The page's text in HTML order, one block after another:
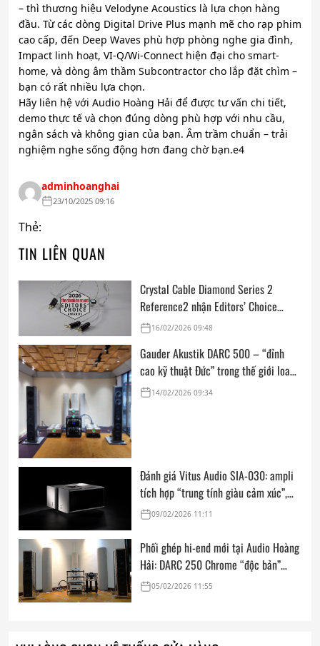
– thì thương hiệu Velodyne Acoustics là lựa chọn hàng
đầu. Từ các dòng Digital Drive Plus mạnh mẽ cho rạp phim
cao cấp, đến Deep Waves phù hợp phòng nghe gia đình,
Impact linh hoạt, VI-Q/Wi-Connect hiện đại cho smart-
home, và dòng âm thầm Subcontractor cho lắp đặt chìm –
bạn có rất nhiều lựa chọn.
Hãy liên hệ với Audio Hoàng Hải để được tư vấn chi tiết,
demo thực tế và chọn đúng dòng phù hợp với nhu cầu,
ngân sách và không gian của bạn. Âm trầm chuẩn – trải
nghiệm nghe sống động hơn đang chờ bạn.e4
adminhoanghai
23/10/2025 09:16
Thẻ:
TIN LIÊN QUAN
Crystal Cable Diamond Series 2
Reference2 nhận Editors’ Choice
Award: Dedicated Audio 2026 từ The
16/02/2026 09:48
Gauder Akustik DARC 500 – “đỉnh
cao kỹ thuật Đức” trong thế giới loa
hi-end tham chiếu
14/02/2026 09:34
Đánh giá Vitus Audio SIA-030: ampli
tích hợp “trung tính giàu cảm xúc”,
mạnh mẽ và linh hoạt cho nhiều
09/02/2026 11:11
Phối ghép hi-end mới tại Audio Hoàng
Hải: DARC 250 Chrome “độc bản”
cùng FM Acoustics, Goldmund, Kalista
05/02/2026 11:55